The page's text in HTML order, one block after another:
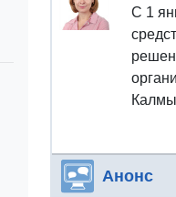
С 1
Анонс